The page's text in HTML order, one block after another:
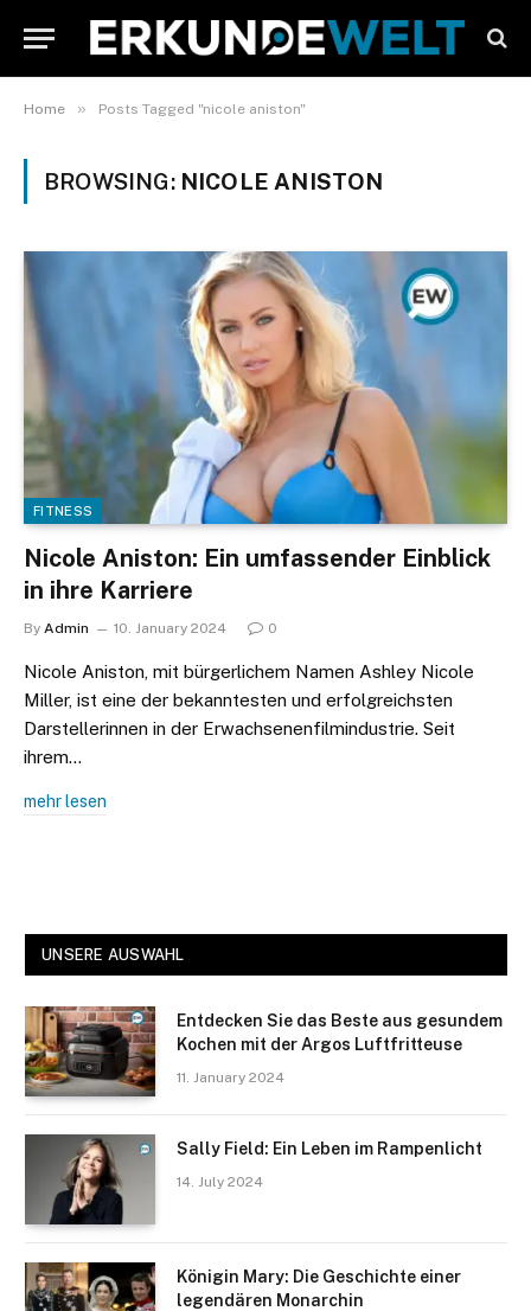
Home » Posts Tagged "nicole aniston"
BROWSING: NICOLE ANISTON
FITNESS
Nicole Aniston: Ein umfassender Einblick
in ihre Karriere
By Admin 10. January 2024 0
Nicole Aniston, mit bürgerlichem Namen Ashley Nicole
Miller, ist eine der bekanntesten und erfolgreichsten
Darstellerinnen in der Erwachsenenfilmindustrie. Seit
ihrem…
mehr lesen
UNSERE AUSWAHL
Entdecken Sie das Beste aus gesundem
Kochen mit der Argos Luftfritteuse
11. January 2024
Sally Field: Ein Leben im Rampenlicht
14. July 2024
Königin Mary: Die Geschichte einer
legendären Monarchin